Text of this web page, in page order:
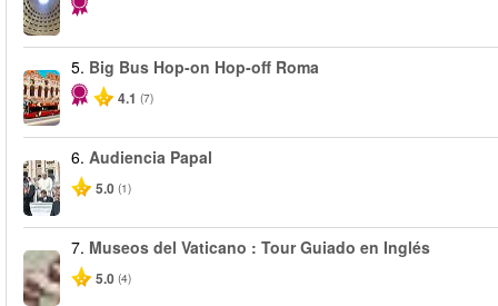
5. Big Bus Hop-on Hop-off Roma
4.1 (7)
6. Audiencia Papal
5.0 (1)
7. Museos del Vaticano : Tour Guiado en Inglés
5.0 (4)